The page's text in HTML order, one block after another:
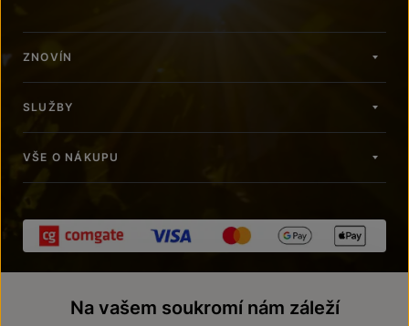
ZNOVÍN
SLUŽBY
VŠE O NÁKUPU
Na vašem soukromí nám záleží